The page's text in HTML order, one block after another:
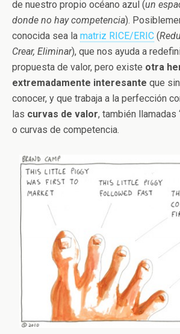
de nuestro propio océano azul (un
donde no hay competencia).
conocida sea la matriz RICE/ERIC (
Crear, Eliminar), que nos ayuda a
propuesta de valor, pero existe otra
extremadamente interesante que
conocer, y que trabaja a la perfección
las curvas de valor, también llamadas
o curvas de competencia.